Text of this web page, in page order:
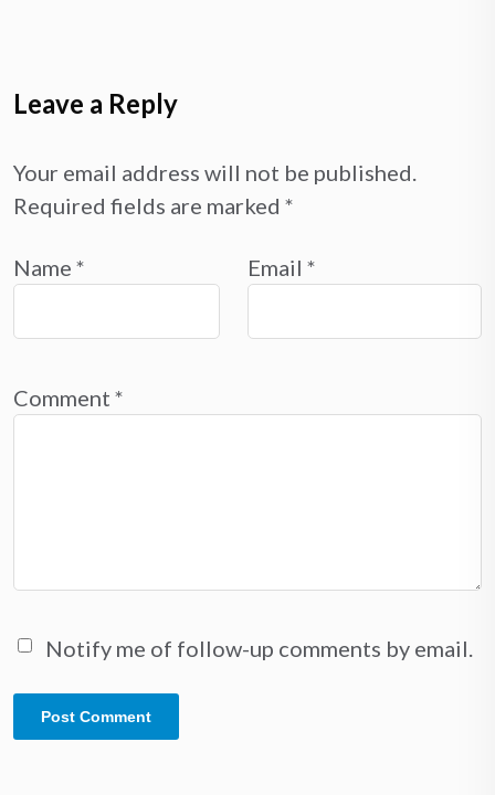
Leave a Reply
Your email address will not be published.
Required fields are marked *
Name * Email *
Comment *
Notify me of follow-up comments by email.